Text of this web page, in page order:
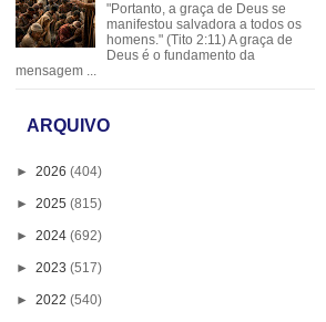
"Portanto, a graça de Deus se
manifestou salvadora a todos os
homens." (Tito 2:11) A graça de
Deus é o fundamento da
mensagem ...
ARQUIVO
► 2026 (404)
► 2025 (815)
► 2024 (692)
► 2023 (517)
► 2022 (540)